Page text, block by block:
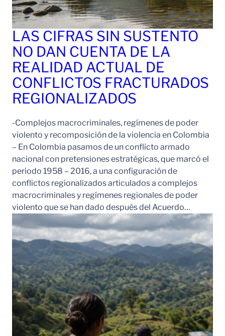
LAS CIFRAS SIN SUSTENTO
NO DAN CUENTA DE LA
REALIDAD ACTUAL DE
CONFLICTOS FRACTURADOS
REGIONALIZADOS
-Complejos macrocriminales, regímenes de poder
violento y recomposición de la violencia en Colombia
– En Colombia pasamos de un conflicto armado
nacional con pretensiones estratégicas, que marcó el
periodo 1958 – 2016, a una configuración de
conflictos regionalizados articulados a complejos
macrocriminales y regímenes regionales de poder
violento que se han dado después del Acuerdo…